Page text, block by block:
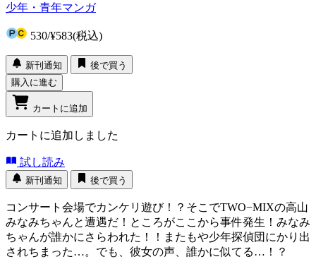
少年・青年マンガ
530/¥583(税込)
新刊通知
後で買う
購入に進む
カートに追加
カートに追加しました
試し読み
新刊通知 後で買う
コンサート会場でカンケリ遊び！？そこでTWO−MIXの高山
みなみちゃんと遭遇だ！ところがここから事件発生！みなみ
ちゃんが誰かにさらわれた！！またもや少年探偵団にかり出
されちまった…。でも、彼女の声、誰かに似てる…！？